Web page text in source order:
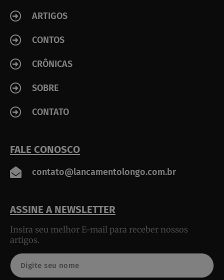
ARTIGOS
CONTOS
CRÔNICAS
SOBRE
CONTATO
FALE CONOSCO
contato@lancamentolongo.com.br
ASSINE A NEWSLETTER
Insira seu melhor E-mail para receber nossos
artigos.
Nome